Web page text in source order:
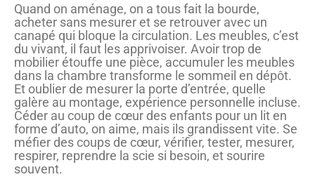
Quand on aménage, on a tous fait la bourde,
acheter sans mesurer et se retrouver avec un
canapé qui bloque la circulation. Les meubles, c’est
du vivant, il faut les apprivoiser. Avoir trop de
mobilier étouffe une pièce, accumuler les meubles
dans la chambre transforme le sommeil en dépôt.
Et oublier de mesurer la porte d’entrée, quelle
galère au montage, expérience personnelle incluse.
Céder au coup de cœur des enfants pour un lit en
forme d’auto, on aime, mais ils grandissent vite. Se
méfier des coups de cœur, vérifier, tester, mesurer,
respirer, reprendre la scie si besoin, et sourire
souvent.